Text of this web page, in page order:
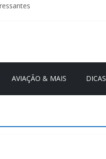
AVIAÇÃO & MAIS DICAS